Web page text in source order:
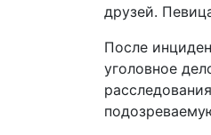
друзей.
После
уголовное